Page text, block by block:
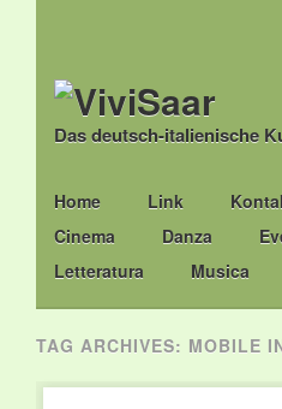
Das deutsch-italienische
Main menu
Skip
to
content
Home Link
Cinema
Danza
Letteratura
Musica
TAG ARCHIVES: MOBILE